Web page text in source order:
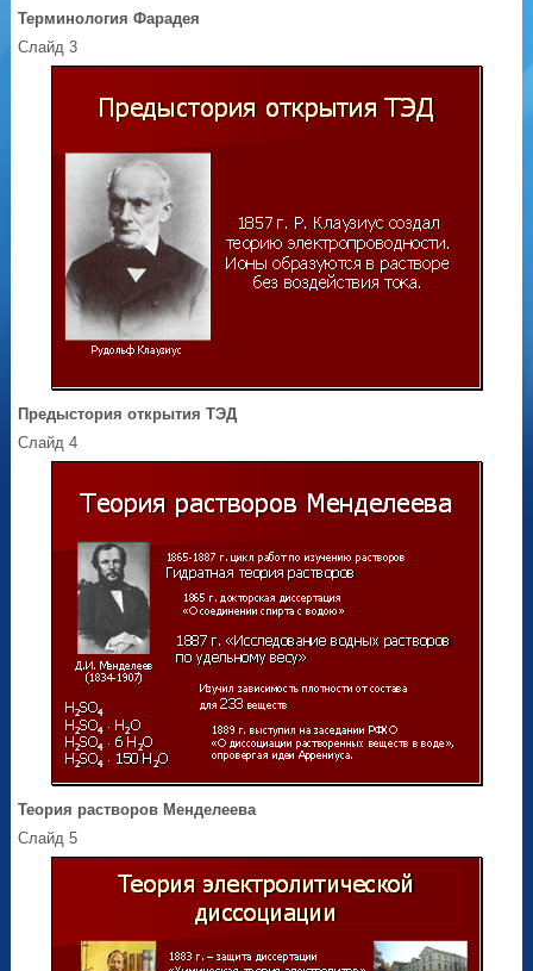
Терминология Фарадея
Слайд 3
Предыстория открытия ТЭД
Слайд 4
Теория растворов Менделеева
Слайд 5